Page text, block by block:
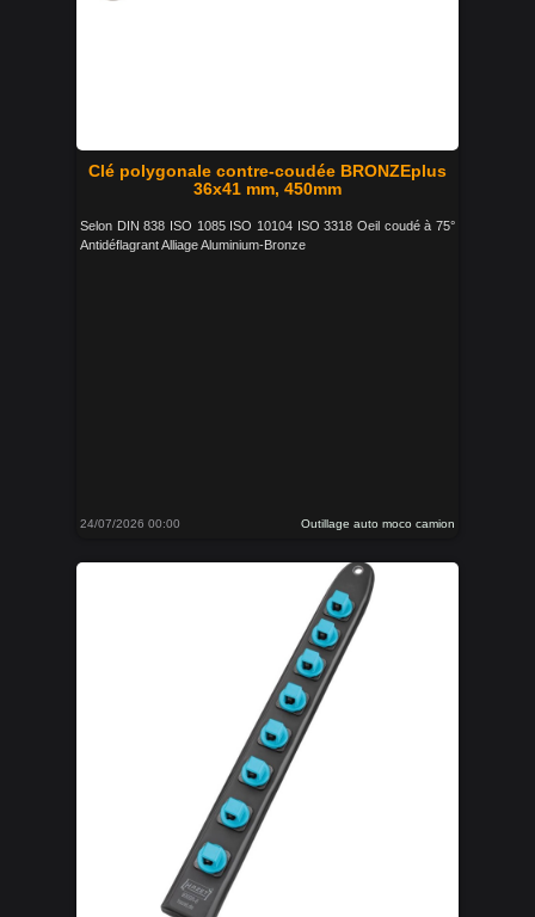
Clé polygonale contre-coudée BRONZEplus
36x41 mm, 450mm
Selon DIN 838 ISO 1085 ISO 10104 ISO 3318 Oeil coudé à 75°
Antidéflagrant Alliage Aluminium-Bronze
24/07/2026 00:00 Outillage auto moco camion